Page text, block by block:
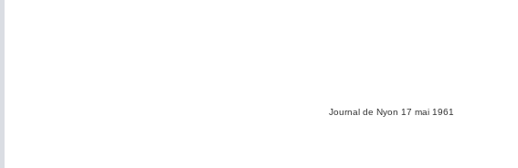
Journal de Nyon 17 mai 1961